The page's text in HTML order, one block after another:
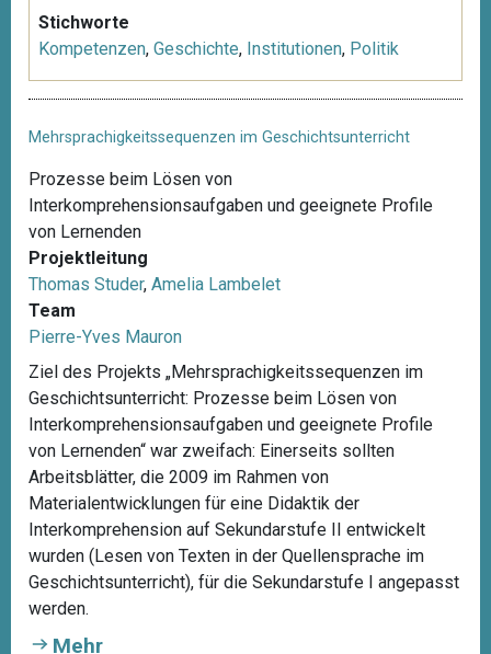
Stichworte
Kompetenzen, Geschichte, Institutionen, Politik
Mehrsprachigkeitssequenzen im Geschichtsunterricht
Prozesse beim Lösen von
Interkomprehensionsaufgaben und geeignete Profile
von Lernenden
Projektleitung
Thomas Studer, Amelia Lambelet
Team
Pierre-Yves Mauron
Ziel des Projekts „Mehrsprachigkeitssequenzen im
Geschichtsunterricht: Prozesse beim Lösen von
Interkomprehensionsaufgaben und geeignete Profile
von Lernenden“ war zweifach: Einerseits sollten
Arbeitsblätter, die 2009 im Rahmen von
Materialentwicklungen für eine Didaktik der
Interkomprehension auf Sekundarstufe II entwickelt
wurden (Lesen von Texten in der Quellensprache im
Geschichtsunterricht), für die Sekundarstufe I angepasst
werden.
Mehr